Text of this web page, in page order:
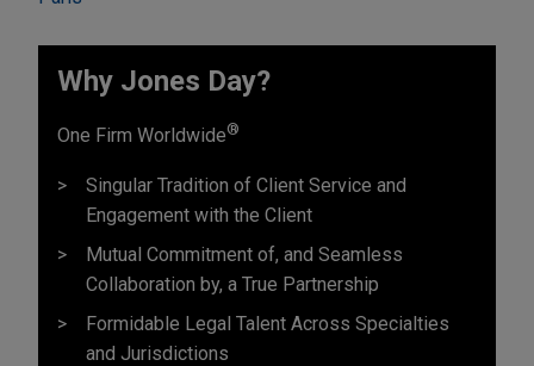
Why Jones Day?
One Firm Worldwide®
Singular Tradition of Client Service and
Engagement with the Client
Mutual Commitment of, and Seamless
Collaboration by, a True Partnership
Formidable Legal Talent Across Specialties
and Jurisdictions